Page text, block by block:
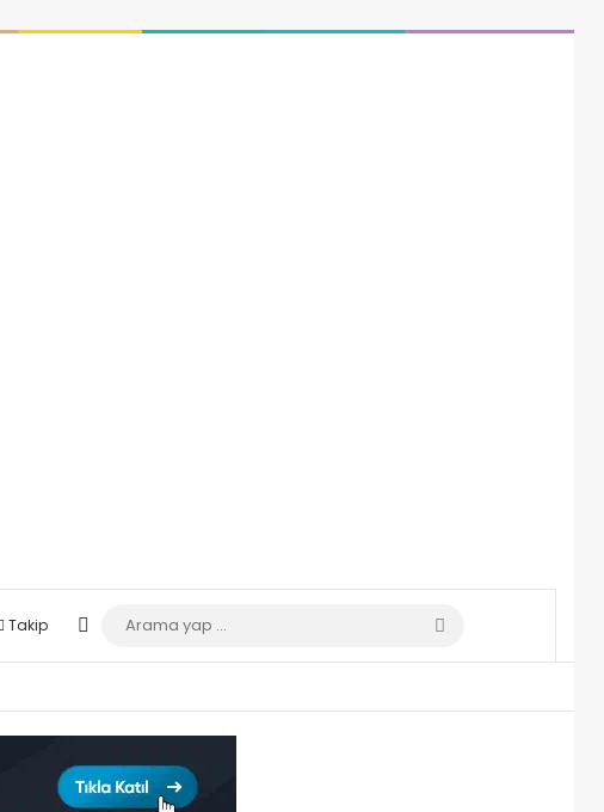
Takip Dış görünümü değiştir
yap
...